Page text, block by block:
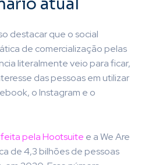
destacar que o social
de comercialização pelas
literalmente veio para ficar,
das pessoas em utilizar
o Instagram e o
pela Hootsuite e a We Are
de 4,3 bilhões de pessoas